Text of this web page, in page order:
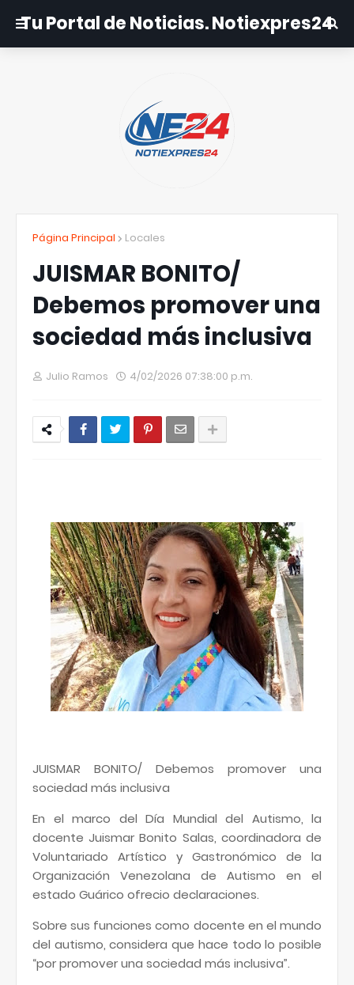
Tu Portal de Noticias. Notiexpres24
Página Principal Locales
JUISMAR BONITO/
Debemos promover una
sociedad más inclusiva
Julio Ramos 4/02/2026 07:38:00 p.m.
JUISMAR BONITO/ Debemos promover una
sociedad más inclusiva
En el marco del Día Mundial del Autismo, la
docente Juismar Bonito Salas, coordinadora de
Voluntariado Artístico y Gastronómico de la
Organización Venezolana de Autismo en el
estado Guárico ofrecio declaraciones.
Sobre sus funciones como docente en el mundo
del autismo, considera que hace todo lo posible
“por promover una sociedad más inclusiva”.